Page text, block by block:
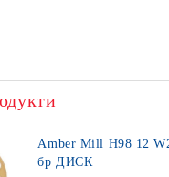
Amber Mill H98 12 W2 - Bleach 2 - 1
бр ДИСК